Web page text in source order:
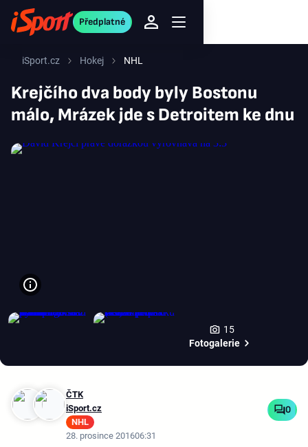
Předplatné
iSport.cz Hokej NHL
Krejčího dva body byly Bostonu
málo, Mrázek jde s Detroitem ke dnu
15
Fotogalerie
ČTK
iSport.cz
NHL
28. prosince 201606:31
0